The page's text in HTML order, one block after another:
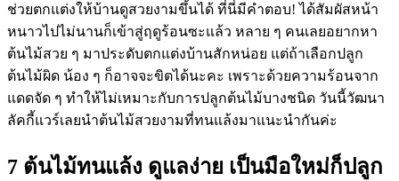
ช่วยตกแต่งให้บ้านดูสวยงามขึ้นได้ ที่นี่มีคำตอบ! ได้สัมผัสหน้า
หนาวไปไม่นานก็เข้าสู่ฤดูร้อนซะแล้ว หลาย ๆ คนเลยอยากหา
ต้นไม้สวย ๆ มาประดับตกแต่งบ้านสักหน่อย แต่ถ้าเลือกปลูก
ต้นไม้ผิด น้อง ๆ ก็อาจจะขิตได้นะคะ เพราะด้วยความร้อนจาก
แดดจัด ๆ ทำให้ไม่เหมาะกับการปลูกต้นไม้บางชนิด วันนี้วัฒนา
ลัคกี้แวร์เลยนำต้นไม้สวยงามที่ทนแล้งมาแนะนำกันค่ะ
7 ต้นไม้ทนแล้ง ดูแลง่าย เป็นมือใหม่ก็ปลูก